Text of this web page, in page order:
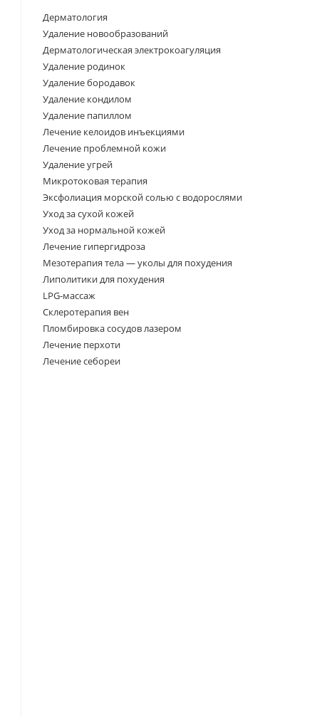
Дерматология
Удаление новообразований
Дерматологическая электрокоагуляция
Удаление родинок
Удаление бородавок
Удаление кондилом
Удаление папиллом
Лечение келоидов инъекциями
Лечение проблемной кожи
Удаление угрей
Микротоковая терапия
Эксфолиация морской солью с водорослями
Уход за сухой кожей
Уход за нормальной кожей
Лечение гипергидроза
Мезотерапия тела — уколы для похудения
Липолитики для похудения
LPG-массаж
Склеротерапия вен
Пломбировка сосудов лазером
Лечение перхоти
Лечение себореи